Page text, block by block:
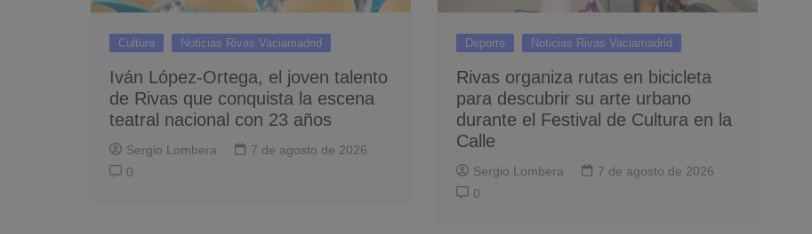
Cultura Noticias Rivas Vaciamadrid
Iván López-Ortega, el joven talento
de Rivas que conquista la escena
teatral nacional con 23 años
Sergio Lombera
7 de agosto de 2026
0
Deporte Noticias Rivas Vaciamadrid
Rivas organiza rutas en bicicleta
para descubrir su arte urbano
durante el Festival de Cultura en la
Calle
Sergio Lombera
7 de agosto de 2026
0